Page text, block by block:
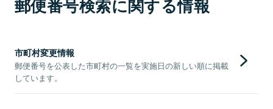
郵便番号検索に関する情報
市町村変更情報
郵便番号を公表した市町村の一覧を実施日の新しい順に掲載
しています。